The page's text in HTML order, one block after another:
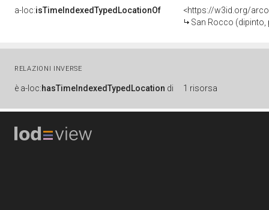
a-loc:isTimeIndexedTypedLocationOf
<https://w3id.org/
San Rocco
RELAZIONI INVERSE
è a-loc:hasTimeIndexedTypedLocation di 1 risorsa